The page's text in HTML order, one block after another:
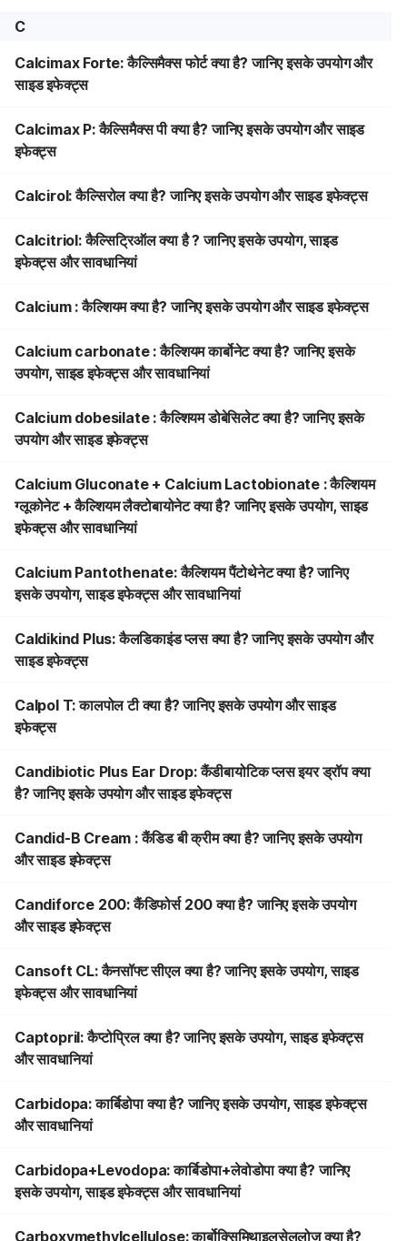
C
Calcimax Forte: कैल्सिमैक्स फोर्ट क्या है? जानिए इसके उपयोग और
साइड इफेक्ट्स
Calcimax P: कैल्सिमैक्स पी क्या है? जानिए इसके उपयोग और साइड
इफेक्ट्स
Calcirol: कैल्सिरोल क्या है? जानिए इसके उपयोग और साइड इफेक्ट्स
Calcitriol: कैल्सिट्रिऑल क्या है ? जानिए इसके उपयोग, साइड
इफेक्ट्स और सावधानियां
Calcium : कैल्शियम क्या है? जानिए इसके उपयोग और साइड इफेक्ट्स
Calcium carbonate : कैल्शियम कार्बोनेट क्या है? जानिए इसके
उपयोग, साइड इफेक्ट्स और सावधानियां
Calcium dobesilate : कैल्शियम डोबेसिलेट क्या है? जानिए इसके
उपयोग और साइड इफेक्ट्स
Calcium Gluconate + Calcium Lactobionate : कैल्शियम
ग्लूकोनेट + कैल्शियम लैक्टोबायोनेट क्या है? जानिए इसके उपयोग, साइड
इफेक्ट्स और सावधानियां
Calcium Pantothenate: कैल्शियम पैंटोथेनेट क्या है? जानिए
इसके उपयोग, साइड इफेक्ट्स और सावधानियां
Caldikind Plus: कैलडिकाइंड प्लस क्या है? जानिए इसके उपयोग और
साइड इफेक्ट्स
Calpol T: कालपोल टी क्या है? जानिए इसके उपयोग और साइड
इफेक्ट्स
Candibiotic Plus Ear Drop: कैंडीबायोटिक प्लस इयर ड्रॉप क्या
है? जानिए इसके उपयोग और साइड इफेक्ट्स
Candid-B Cream : कैंडिड बी क्रीम क्या है? जानिए इसके उपयोग
और साइड इफेक्ट्स
Candiforce 200: कैंडिफोर्स 200 क्या है? जानिए इसके उपयोग
और साइड इफेक्ट्स
Cansoft CL: कैनसॉफ्ट सीएल क्या है? जानिए इसके उपयोग, साइड
इफेक्ट्स और सावधानियां
Captopril: कैप्टोप्रिल क्या है? जानिए इसके उपयोग, साइड इफेक्ट्स
और सावधानियां
Carbidopa: कार्बिडोपा क्या है? जानिए इसके उपयोग, साइड इफेक्ट्स
और सावधानियां
Carbidopa+Levodopa: कार्बिडोपा+लेवोडोपा क्या है? जानिए
इसके उपयोग, साइड इफेक्ट्स और सावधानियां
Carboxymethylcellulose: कार्बोक्सिमिथाइलसेलुलोज क्या है?